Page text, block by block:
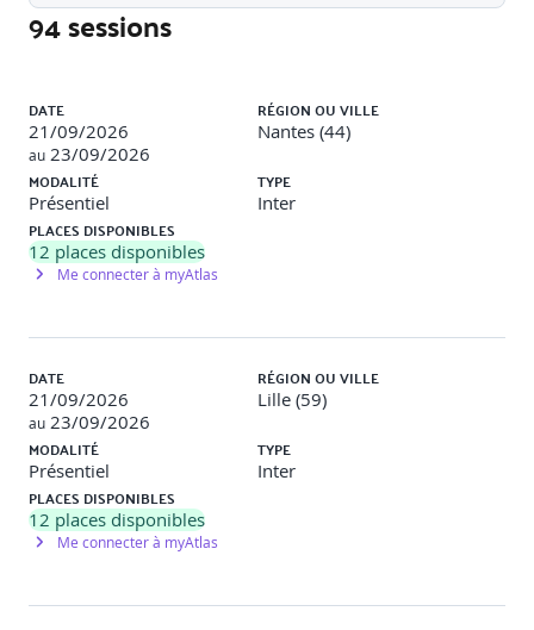
collecter et analyser des données utilisateurs qualitatives et
quantitatives, et de produire des livrables tels que personas
Collecter des données qualitatives (entretiens, focus
groups)
Collecter des données quantitatives (A/B testing, web
analytics)
Méthode Design Thinking
Projet d’apprentissage : Plan de recherche utilisateur
+ création de 2 personas.
Exemple de travaux pratiques : Réalisation d’un persona à
À l’issue de cette séquence, le participant est capable de
structurer les insights utilisateurs et identifier les
problématiques majeures.
Mapping des insights
Empathy map
Projet d’apprentissage : Empathy map +
problématiques utilisateurs.
94 sessions
DATE
21/09/2026
au 23/09/2026
RÉGION OU VILLE
Nantes (44)
MODALITÉ
Présentiel
TYPE
Inter
PLACES DISPONIBLES
12 places disponibles
Me connecter à myAtlas
DATE
21/09/2026
au 23/09/2026
RÉGION OU VILLE
Lille (59)
MODALITÉ
Présentiel
TYPE
Inter
PLACES DISPONIBLES
12 places disponibles
Me connecter à myAtlas